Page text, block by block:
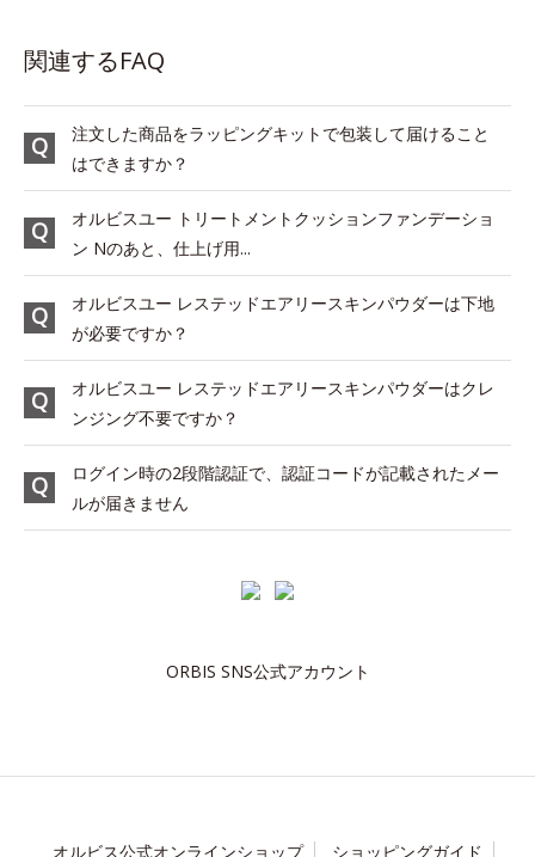
関連するFAQ
注文した商品をラッピングキットで包装して届けること
はできますか？
オルビスユー トリートメントクッションファンデーショ
ン Nのあと、仕上げ用...
オルビスユー レステッドエアリースキンパウダーは下地
が必要ですか？
オルビスユー レステッドエアリースキンパウダーはクレ
ンジング不要ですか？
ログイン時の2段階認証で、認証コードが記載されたメー
ルが届きません
ORBIS SNS公式アカウント
オルビス公式オンラインショップ ショッピングガイド